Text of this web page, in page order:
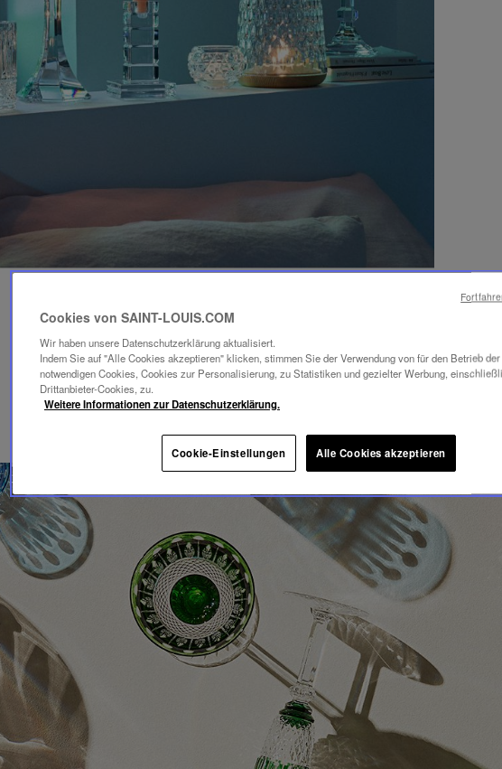
Cookies von SAINT-LOUIS.COM
Wir haben unsere Datenschutzerklärung aktualisiert.
Indem Sie auf "Alle Cookies akzeptieren" klicken, stimmen Sie der Verwendung von für den Betrieb
notwendigen Cookies, Cookies zur Personalisierung, zu Statistiken und gezielter Werbung,
Drittanbieter-Cookies, zu.
Weitere Informationen zur Datenschutzerklärung.
Cookie-Einstellungen Alle Cookies akzeptieren